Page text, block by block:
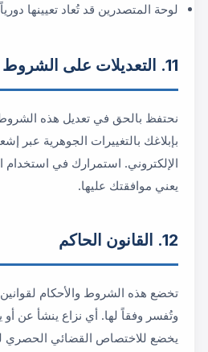
لوحة المتصدرين قد تُعاد تعيينها دورياً
11. التعديلات على الشروط
نحتفظ بالحق في تعديل هذه
بإبلاغك بالتغييرات الجوهرية عبر
الإلكتروني. استمرارك في استخدام
يعني موافقتك عليها.
12. القانون الحاكم
تخضع هذه الشروط والأحكام لقوانين
وتُفسر وفقاً لها. أي نزاع ينشأ عن
يخضع للاختصاص القضائي الحصري